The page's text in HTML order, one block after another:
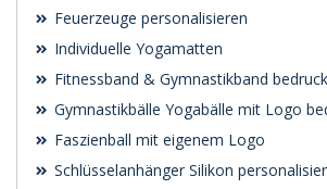
Feuerzeuge personalisieren
Individuelle Yogamatten
Fitnessband & Gymnastikband
Gymnastikbälle Yogabälle mit Logo
Faszienball mit eigenem Logo
Schlüsselanhänger Silikon